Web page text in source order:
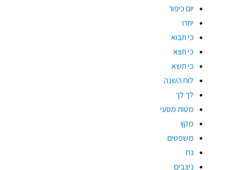
יום כיפור
יתרו
כי תבוא
כי תצא
כי תשא
לוח השנה
לך לך
מטות מסעי
מקץ
משפטים
נח
ניצבים